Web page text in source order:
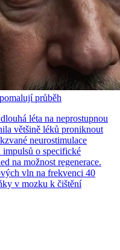
průběh
léta na neprostupnou
většině léků proniknout
neurostimulace
o specifické
na možnost regenerace.
vln na frekvenci 40
v mozku k čištění